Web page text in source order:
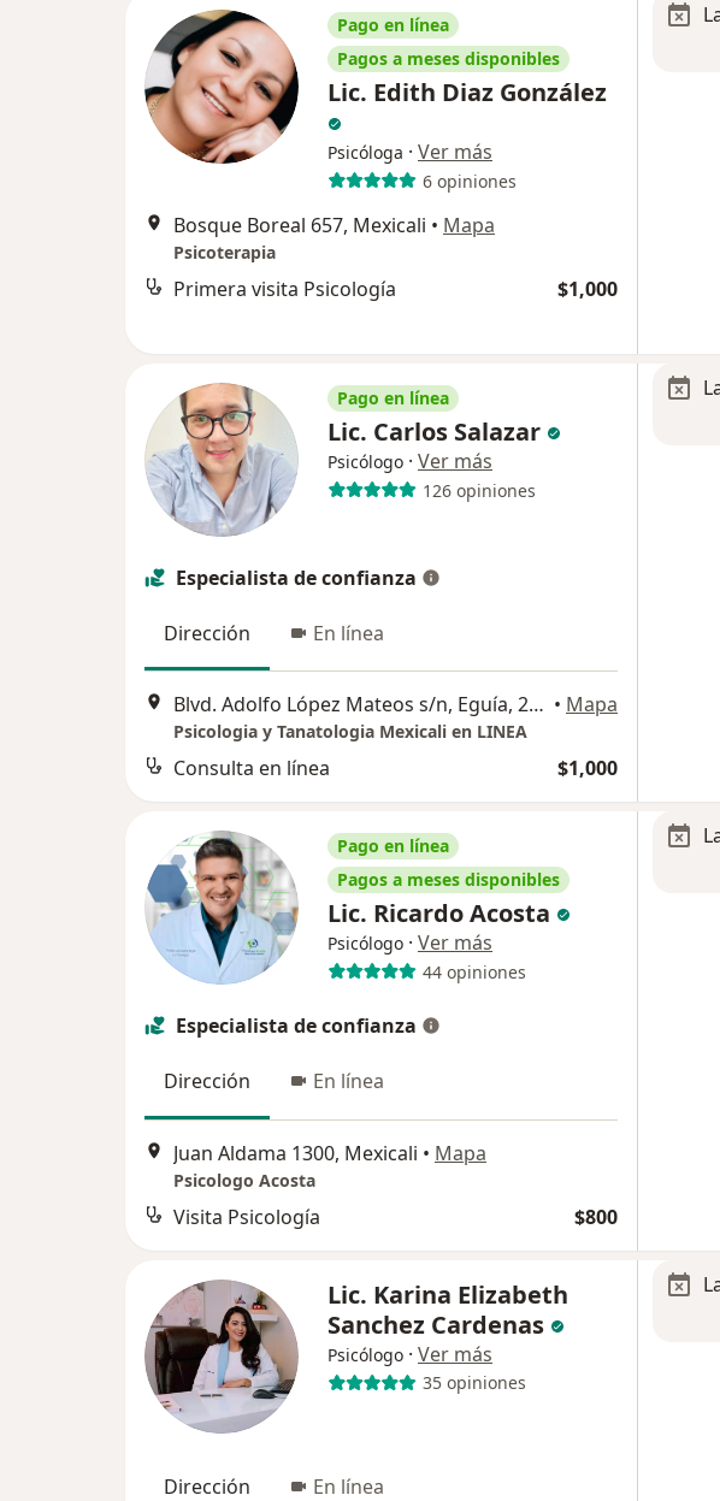
Pago en línea
Pagos a meses disponibles
Lic. Edith Diaz González
Psicóloga · Ver más
6 opiniones
Bosque Boreal 657, Mexicali • Mapa
Psicoterapia
Primera visita Psicología $1,000
Pago en línea
Lic. Carlos Salazar
Psicólogo · Ver más
126 opiniones
Especialista de confianza
Dirección En línea
Blvd. Adolfo López Mateos s/n, Eguía, 21100 Mexicali, B.C., Baja California • Mapa
Psicologia y Tanatologia Mexicali en LINEA
Consulta en línea $1,000
Pago en línea
Pagos a meses disponibles
Lic. Ricardo Acosta
Psicólogo · Ver más
44 opiniones
Especialista de confianza
Dirección En línea
Juan Aldama 1300, Mexicali • Mapa
Psicologo Acosta
Visita Psicología $800
Lic. Karina Elizabeth
Sanchez Cardenas
Psicólogo · Ver más
35 opiniones
Dirección En línea